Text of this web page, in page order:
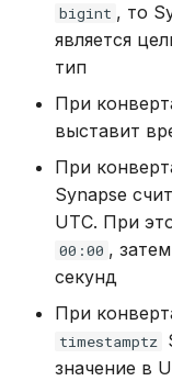
bigint , то
является
тип
При
выставит
При
Synapse
UTC. При
00:00 ,
секунд
При
timestamptz
значение в